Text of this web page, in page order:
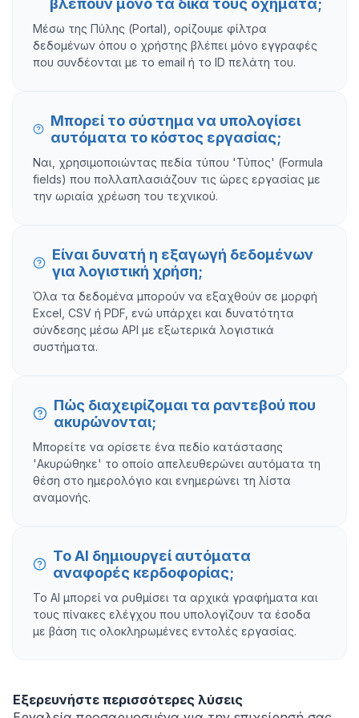
βλέπουν μόνο τα δικά τους οχήματα;
Μέσω της Πύλης (Portal), ορίζουμε φίλτρα
δεδομένων όπου ο χρήστης βλέπει μόνο εγγραφές
που συνδέονται με το email ή το ID πελάτη του.
Μπορεί το σύστημα να υπολογίσει
αυτόματα το κόστος εργασίας;
Ναι, χρησιμοποιώντας πεδία τύπου 'Τύπος' (Formula
fields) που πολλαπλασιάζουν τις ώρες εργασίας με
την ωριαία χρέωση του τεχνικού.
Είναι δυνατή η εξαγωγή δεδομένων
για λογιστική χρήση;
Όλα τα δεδομένα μπορούν να εξαχθούν σε μορφή
Excel, CSV ή PDF, ενώ υπάρχει και δυνατότητα
σύνδεσης μέσω API με εξωτερικά λογιστικά
συστήματα.
Πώς διαχειρίζομαι τα ραντεβού που
ακυρώνονται;
Μπορείτε να ορίσετε ένα πεδίο κατάστασης
'Ακυρώθηκε' το οποίο απελευθερώνει αυτόματα τη
θέση στο ημερολόγιο και ενημερώνει τη λίστα
αναμονής.
Το AI δημιουργεί αυτόματα
αναφορές κερδοφορίας;
Το AI μπορεί να ρυθμίσει τα αρχικά γραφήματα και
τους πίνακες ελέγχου που υπολογίζουν τα έσοδα
με βάση τις ολοκληρωμένες εντολές εργασίας.
Εξερευνήστε περισσότερες λύσεις